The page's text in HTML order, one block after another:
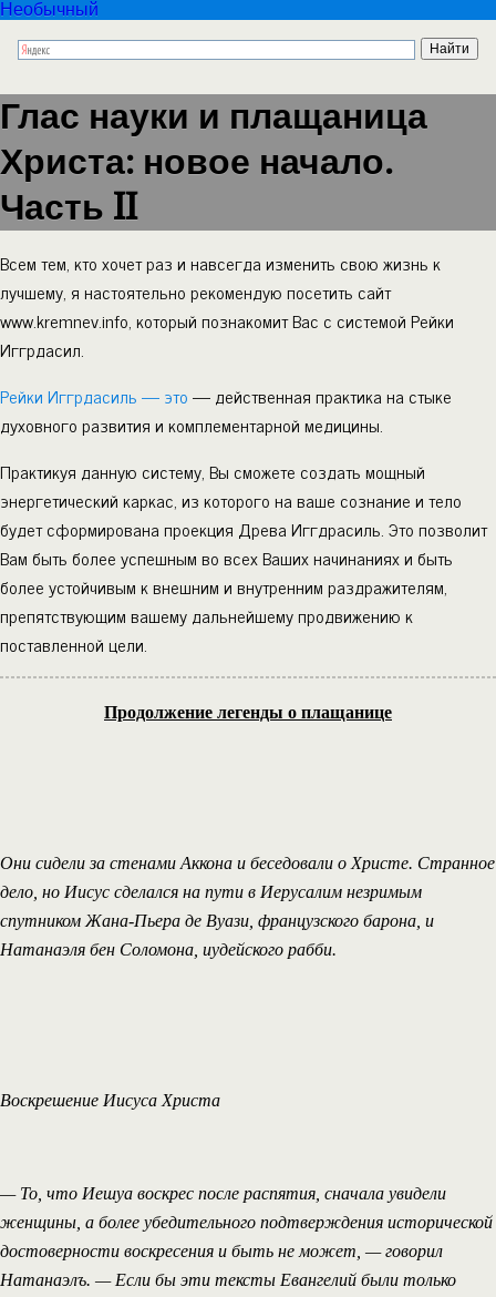
Необычный
Глас науки и плащаница
Христа: новое начало.
Часть II
Всем тем, кто хочет раз и навсегда изменить свою жизнь к
лучшему, я настоятельно рекомендую посетить сайт
www.kremnev.info, который познакомит Вас с системой Рейки
Иггрдасил.
Рейки Иггрдасиль — это— действенная практика на стыке
духовного развития и комплементарной медицины.
Практикуя данную систему, Вы сможете создать мощный
энергетический каркас, из которого на ваше сознание и тело
будет сформирована проекция Древа Иггдрасиль. Это позволит
Вам быть более успешным во всех Ваших начинаниях и быть
более устойчивым к внешним и внутренним раздражителям,
препятствующим вашему дальнейшему продвижению к
поставленной цели.
Продолжение легенды о плащанице
Они сидели за стенами Аккона и беседовали о Христе. Странное
дело, но Иисус сделался на пути в Иерусалим незримым
спутником Жана-Пьера де Вуази, французского барона, и
Натанаэля бен Соломона, иудейского рабби.
Воскрешение Иисуса Христа
— То, что Иешуа воскрес после распятия, сначала увидели
женщины, а более убедительного подтверждения исторической
достоверности воскресения и быть не может, — говорил
Натанаэлъ. — Если бы эти тексты Евангелий были только